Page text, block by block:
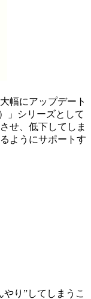
幅にアップデート
」シリーズとして
せ、低下してしま
ようにサポートす
り”してしまうこ